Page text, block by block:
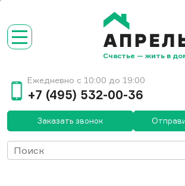
Счастье — жить в
Ежедневно с 10:00 до 19:00
+7 (495) 532-00-36
Заказать звонок